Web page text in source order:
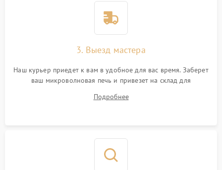
3. Выезд мастера
Наш курьер приедет к вам в удобное для вас время. Заберет
ваш микроволновая печь и привезет на склад для
Подробнее